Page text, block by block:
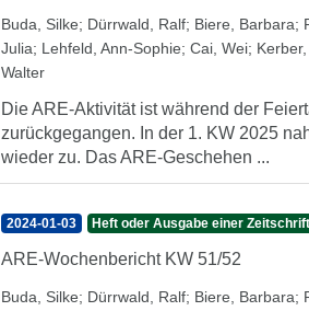
Buda, Silke; Dürrwald, Ralf; Biere, Barbara;
Julia; Lehfeld, Ann-Sophie; Cai, Wei;
Walter
Die ARE-Aktivität ist während der
zurückgegangen. In der 1. KW 2025
wieder zu. Das ARE-Geschehen ...
2024-01-03 Heft oder Ausgabe einer Zeitschrift
ARE-Wochenbericht KW 51/52
Buda, Silke; Dürrwald, Ralf; Biere, Barbara;